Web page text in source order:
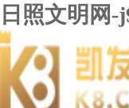
日照文明网